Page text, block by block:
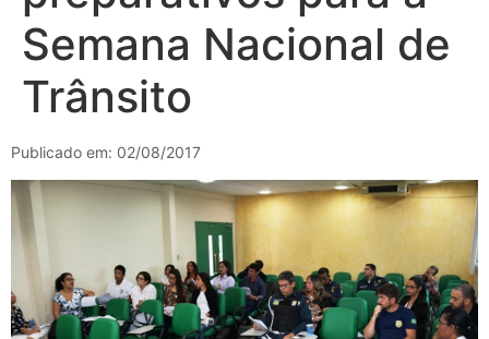
Semana Nacional de
Trânsito
Publicado em: 02/08/2017